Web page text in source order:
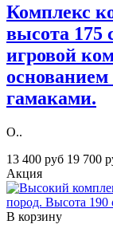
Комплекс
высота 175
игровой
гамаками.
О..
13 400 руб 19 700
Акция
В корзину